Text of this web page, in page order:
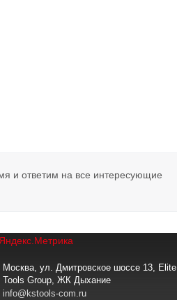
и ответим на все интересующие
Москва, ул. Дмитровское шоссе 13, Elite
Tools Group, ЖК Дыхание
info@kstools-com.ru